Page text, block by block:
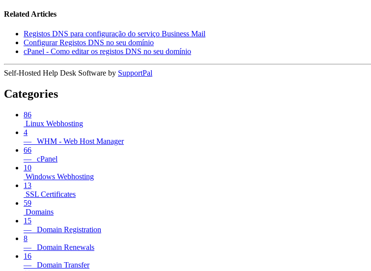
Related Articles
Registos DNS para configuração do serviço Business Mail
Configurar Registos DNS no seu domínio
cPanel - Como editar os registos DNS no seu domínio
Self-Hosted Help Desk Software by SupportPal
Categories
86
Linux Webhosting
4
— WHM - Web Host Manager
66
— cPanel
10
Windows Webhosting
13
SSL Certificates
59
Domains
15
— Domain Registration
8
— Domain Renewals
16
— Domain Transfer